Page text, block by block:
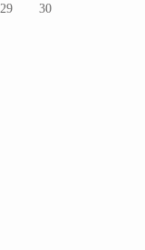
29
30